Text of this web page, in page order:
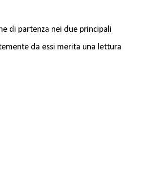
di partenza nei due principali
da essi merita una lettura